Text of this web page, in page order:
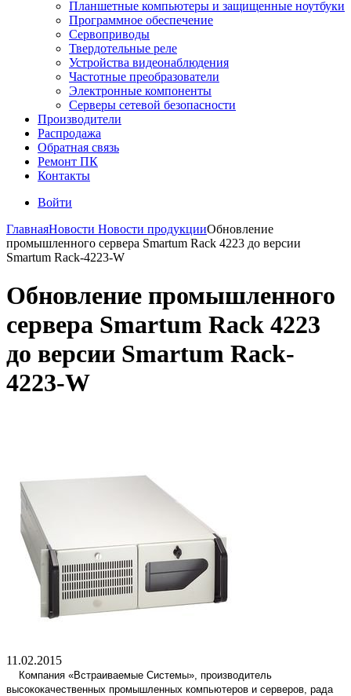
Планшетные компьютеры и защищенные ноутбуки
Программное обеспечение
Сервоприводы
Твердотельные реле
Устройства видеонаблюдения
Частотные преобразователи
Электронные компоненты
Серверы сетевой безопасности
Производители
Распродажа
Обратная связь
Ремонт ПК
Контакты
Войти
ГлавнаяНовости Новости продукцииОбновление
промышленного сервера Smartum Rack 4223 до версии
Smartum Rack-4223-W
Обновление промышленного
сервера Smartum Rack 4223
до версии Smartum Rack-
4223-W
11.02.2015
Компания «Встраиваемые Системы», производитель
высококачественных промышленных компьютеров и серверов, рада